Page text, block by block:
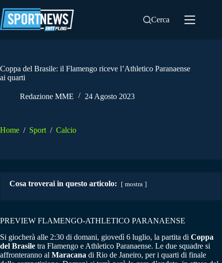
al
contenuto
Cerca
Coppa del Brasile: il Flamengo riceve l’Athletico Paranaense
ai quarti
Redazione MME 24 Agosto 2023
Home / Sport / Calcio
Cosa troverai in questo articolo: mostra
PREVIEW FLAMENGO-ATHLETICO PARANAENSE
Si giocherà alle 2:30 di domani, giovedì 6 luglio, la partita di Coppa
del Brasile tra Flamengo e Athletico Paranaense. Le due squadre si
affronteranno al Maracana di Rio de Janeiro, per i quarti di finale